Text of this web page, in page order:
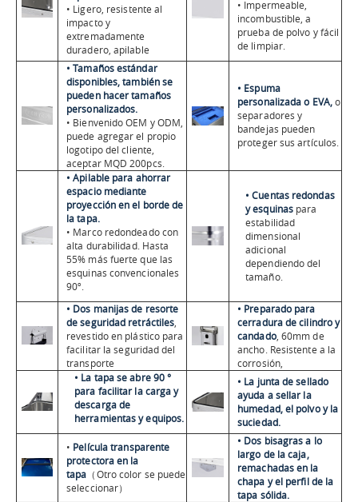
• Ligero, resistente al
impacto y
extremadamente
duradero, apilable
• Impermeable,
incombustible, a
prueba de polvo y fácil
de limpiar.
• Tamaños estándar
disponibles, también se
pueden hacer tamaños
personalizados.
• Bienvenido OEM y ODM,
puede agregar el propio
logotipo del cliente,
aceptar MQD 200pcs.
• Espuma
personalizada o EVA,o
separadores y
bandejas pueden
proteger sus artículos.
• Apilable para ahorrar
espacio mediante
proyección en el borde de
la tapa.
• Marco redondeado con
alta durabilidad. Hasta
55% más fuerte que las
esquinas convencionales
90º.
• Cuentas redondas
y esquinas para
estabilidad
dimensional
adicional
dependiendo del
tamaño.
• Dos manijas de resorte
de seguridad retráctiles
revestido en plástico para
facilitar la seguridad del
transporte
• Preparado para
cerradura de cilindro y
candado, 60mm de
ancho. Resistente a la
corrosión,
• La tapa se abre 90 °
para facilitar la carga y
descarga de
herramientas y equipos.
• La junta de sellado
ayuda a sellar la
humedad, el polvo y la
suciedad.
• Película transparente
protectora en la
tapa （Otro color se puede
seleccionar）
• Dos bisagras a lo
largo de la caja,
remachadas en la
chapa y el perfil de la
tapa sólida.